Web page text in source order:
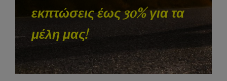
εκπτώσεις έως 30% για τα
μέλη μας!